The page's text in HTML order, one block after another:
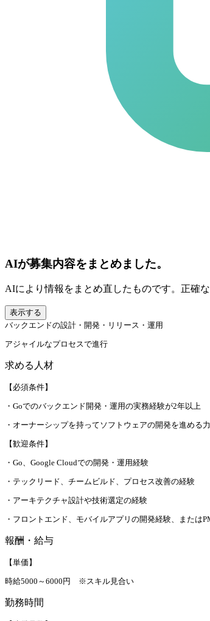
AIが募集内容をまとめました。
AIにより情報をまとめ直したものです。正確
表示する
バックエンドの設計・開発・リリース・運用
アジャイルなプロセスで進行
求める人材
【必須条件】
・Goでのバックエンド開発・運用の実務経験が2年以上
・オーナーシップを持ってソフトウェアの開発を進める力
【歓迎条件】
・Go、Google Cloudでの開発・運用経験
・テックリード、チームビルド、プロセス改善の経験
・アーキテクチャ設計や技術選定の経験
・フロントエンド、モバイルアプリの開発経験、または
報酬・給与
【単価】
時給5000～6000円 ※スキル見合い
勤務時間